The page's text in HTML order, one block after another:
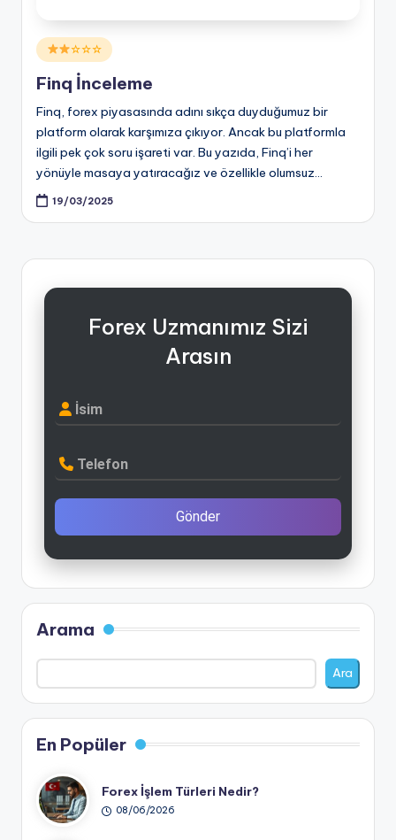
Posted
in
☆☆☆
Finq İnceleme
Finq, forex piyasasında adını sıkça duyduğumuz bir
platform olarak karşımıza çıkıyor. Ancak bu platformla
ilgili pek çok soru işareti var. Bu yazıda, Finq’i her
yönüyle masaya yatıracağız ve özellikle olumsuz…
19/03/2025
Forex Uzmanımız Sizi
Arasın
İsim
Telefon
Gönder
Arama
Ara
En Popüler
Forex İşlem Türleri Nedir?
08/06/2026